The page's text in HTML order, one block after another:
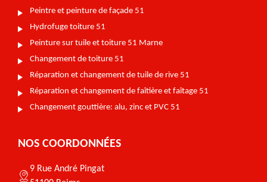
Peintre et peinture de façade 51
Hydrofuge toiture 51
Peinture sur tuile et toiture 51 Marne
Changement de toiture 51
Réparation et changement de tuile de rive 51
Réparation et changement de faîtière et faîtage 51
Changement gouttière: alu, zinc et PVC 51
NOS COORDONNÉES
9 Rue André Pingat